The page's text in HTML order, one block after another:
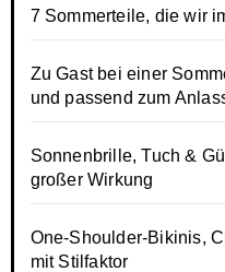
7 Sommerteile, die wir
Zu Gast bei einer
und passend zum
Sonnenbrille, Tuch &
großer Wirkung
One-Shoulder-Bikinis,
mit Stilfaktor